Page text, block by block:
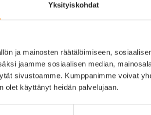
Yksityiskohdat
ja mainosten räätälöimiseen,
jaamme sosiaalisen median,
sivustoamme. Kumppanimme voivat
olet käyttänyt heidän palvelujaan.